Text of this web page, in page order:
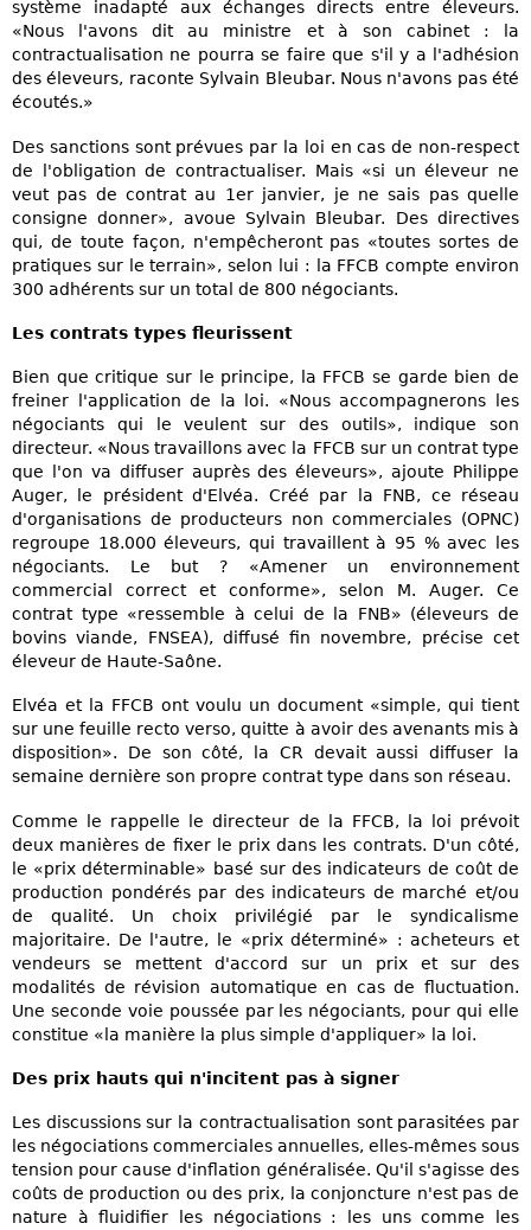
système inadapté aux échanges directs entre éleveurs.
«Nous l'avons dit au ministre et à son cabinet : la
contractualisation ne pourra se faire que s'il y a l'adhésion
des éleveurs, raconte Sylvain Bleubar. Nous n'avons pas été
écoutés.»
Des sanctions sont prévues par la loi en cas de non-respect
de l'obligation de contractualiser. Mais «si un éleveur ne
veut pas de contrat au 1er janvier, je ne sais pas quelle
consigne donner», avoue Sylvain Bleubar. Des directives
qui, de toute façon, n'empêcheront pas «toutes sortes de
pratiques sur le terrain», selon lui : la FFCB compte environ
300 adhérents sur un total de 800 négociants.
Les contrats types fleurissent
Bien que critique sur le principe, la FFCB se garde bien de
freiner l'application de la loi. «Nous accompagnerons les
négociants qui le veulent sur des outils», indique son
directeur. «Nous travaillons avec la FFCB sur un contrat type
que l'on va diffuser auprès des éleveurs», ajoute Philippe
Auger, le président d'Elvéa. Créé par la FNB, ce réseau
d'organisations de producteurs non commerciales (OPNC)
regroupe 18.000 éleveurs, qui travaillent à 95 % avec les
négociants. Le but ? «Amener un environnement
commercial correct et conforme», selon M. Auger. Ce
contrat type «ressemble à celui de la FNB» (éleveurs de
bovins viande, FNSEA), diffusé fin novembre, précise cet
éleveur de Haute-Saône.
Elvéa et la FFCB ont voulu un document «simple, qui tient
sur une feuille recto verso, quitte à avoir des avenants mis à
disposition». De son côté, la CR devait aussi diffuser la
semaine dernière son propre contrat type dans son réseau.
Comme le rappelle le directeur de la FFCB, la loi prévoit
deux manières de fixer le prix dans les contrats. D'un côté,
le «prix déterminable» basé sur des indicateurs de coût de
production pondérés par des indicateurs de marché et/ou
de qualité. Un choix privilégié par le syndicalisme
majoritaire. De l'autre, le «prix déterminé» : acheteurs et
vendeurs se mettent d'accord sur un prix et sur des
modalités de révision automatique en cas de fluctuation.
Une seconde voie poussée par les négociants, pour qui elle
constitue «la manière la plus simple d'appliquer» la loi.
Des prix hauts qui n'incitent pas à signer
Les discussions sur la contractualisation sont parasitées par
les négociations commerciales annuelles, elles-mêmes sous
tension pour cause d'inflation généralisée. Qu'il s'agisse des
coûts de production ou des prix, la conjoncture n'est pas de
nature à fluidifier les négociations : les uns comme les